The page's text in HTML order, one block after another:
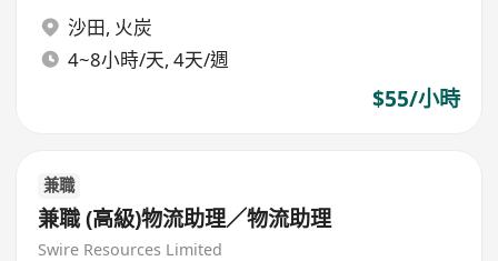
沙田, 火炭
4~8小時/天, 4天/週
$55/小時
兼職
兼職 (高級)物流助理／物流助理
Swire Resources Limited